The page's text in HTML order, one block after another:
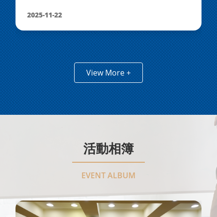
2025-11-22
View More +
活動相簿
EVENT ALBUM